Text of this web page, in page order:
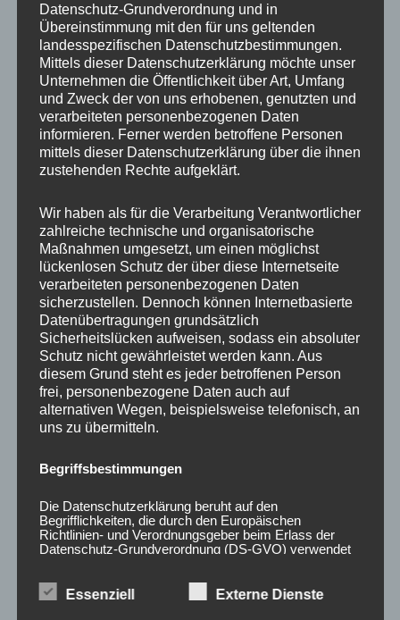
20x Radmutter LUG
NUTS OFFEN M12 x
Kegelbund 60° Neo
60,00€ *
Bewertet
mit
von
Nabendeckel JR
WHEELS JRX1 & JRX2
5H Mattschwarz
15,00 € *
Bewertet
mit
0
20x Radmutter LUG
NUTS OFFEN M12 x
1,25 x 45 mm
Kegelbund 60° Rot
20x Radmutter LUG
NUTS OFFEN M12 x
1,5 x 45 mm Kegelbund
60° Schwarz
Datenschutz-Grundverordnung und in
Übereinstimmung mit den für uns geltenden
landesspezifischen Datenschutzbestimmungen.
Mittels dieser Datenschutzerklärung möchte unser
Unternehmen die Öffentlichkeit über Art, Umfang
und Zweck der von uns erhobenen, genutzten und
verarbeiteten personenbezogenen Daten
informieren. Ferner werden betroffene Personen
mittels dieser Datenschutzerklärung über die ihnen
zustehenden Rechte aufgeklärt.
Wir haben als für die Verarbeitung Verantwortlicher
zahlreiche technische und organisatorische
Maßnahmen umgesetzt, um einen möglichst
lückenlosen Schutz der über diese Internetseite
verarbeiteten personenbezogenen Daten
sicherzustellen. Dennoch können Internetbasierte
Datenübertragungen grundsätzlich
Sicherheitslücken aufweisen, sodass ein absoluter
Schutz nicht gewährleistet werden kann. Aus
diesem Grund steht es jeder betroffenen Person
frei, personenbezogene Daten auch auf
alternativen Wegen, beispielsweise telefonisch, an
uns zu übermitteln.
Begriffsbestimmungen
Die Datenschutzerklärung beruht auf den
Begrifflichkeiten, die durch den Europäischen
Richtlinien- und Verordnungsgeber beim Erlass der
Datenschutz-Grundverordnung (DS-GVO) verwendet
Geschäftspartner einfach lesbar und verständlich sein.
Essenziell Externe Dienste